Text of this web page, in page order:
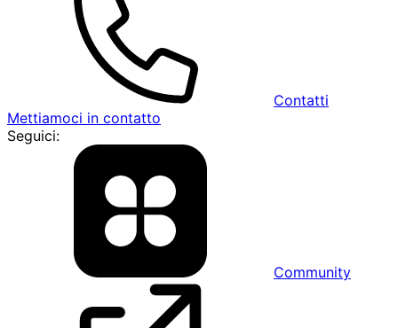
Contatti
Mettiamoci in contatto
Seguici:
Community